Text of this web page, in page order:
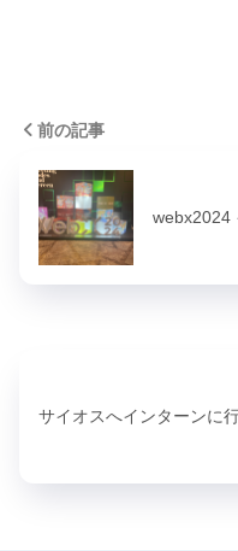
前の記事
webx2024
サイオスへインターンに